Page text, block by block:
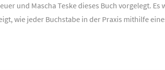
und Mascha Teske dieses Buch vorgelegt. Es
wie jeder Buchstabe in der Praxis mithilfe